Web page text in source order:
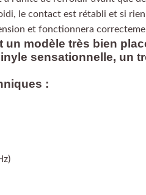
le contact est rétabli et si rien
et fonctionnera
un modèle très bien
sensationnelle, un
: